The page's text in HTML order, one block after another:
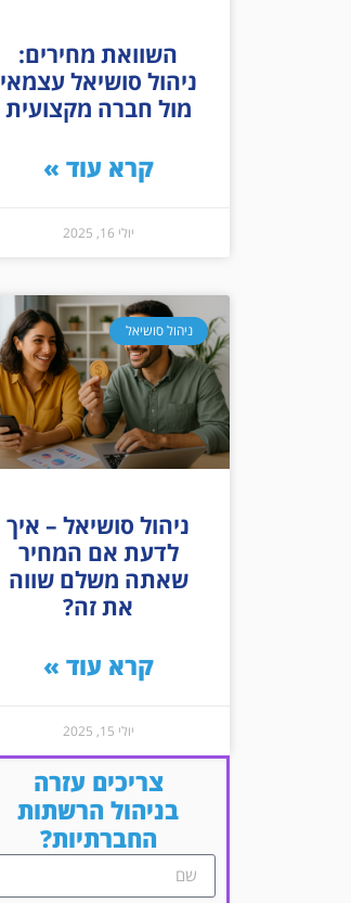
השוואת מחירים:
ניהול סושיאל עצמאי
מול חברה מקצועית
קרא עוד »
יולי 16, 2025
ניהול סושיאל
ניהול סושיאל – איך
לדעת אם המחיר
שאתה משלם שווה
את זה?
קרא עוד »
יולי 15, 2025
צריכים עזרה
בניהול הרשתות
החברתיות?